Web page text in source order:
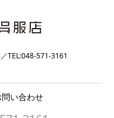
TEL:048-571-3161
い合わせ